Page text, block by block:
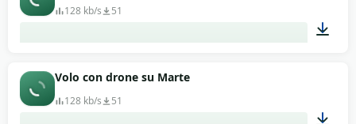
128 kb/s 51
Volo con drone su Marte
128 kb/s 51